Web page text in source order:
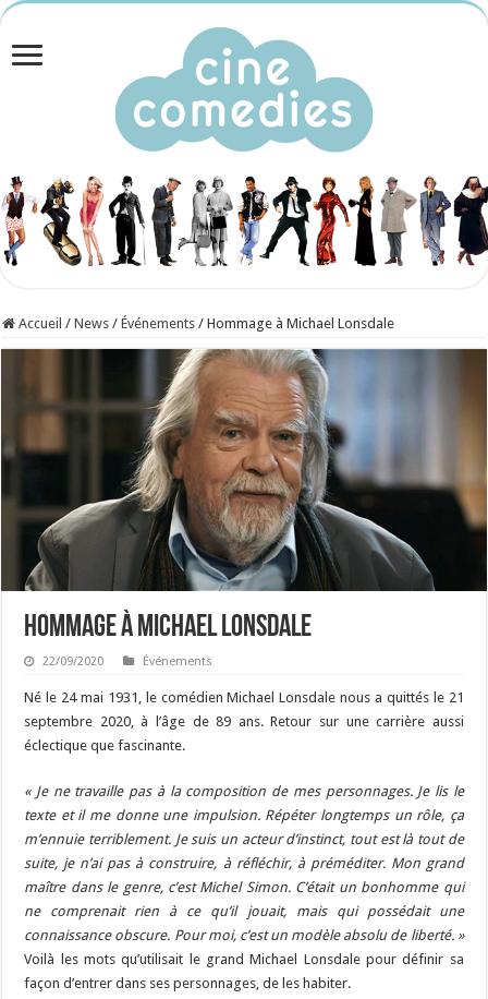
Accueil / News / Événements / Hommage à Michael Lonsdale
Hommage à Michael Lonsdale
22/09/2020 Événements
Né le 24 mai 1931, le comédien Michael Lonsdale nous a quittés le 21
septembre 2020, à l’âge de 89 ans. Retour sur une carrière aussi
éclectique que fascinante.
« Je ne travaille pas à la composition de mes personnages. Je lis le
texte et il me donne une impulsion. Répéter longtemps un rôle, ça
m’ennuie terriblement. Je suis un acteur d’instinct, tout est là tout de
suite, je n’ai pas à construire, à réfléchir, à préméditer. Mon grand
maître dans le genre, c’est Michel Simon. C’était un bonhomme qui
ne comprenait rien à ce qu’il jouait, mais qui possédait une
connaissance obscure. Pour moi, c’est un modèle absolu de liberté. »
Voilà les mots qu’utilisait le grand Michael Lonsdale pour définir sa
façon d’entrer dans ses personnages, de les habiter.